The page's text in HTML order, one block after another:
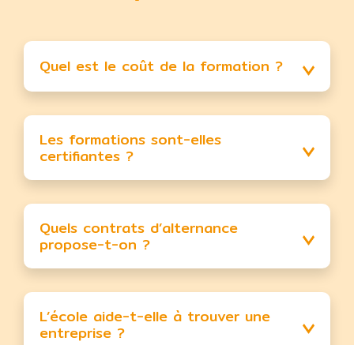
Quel est le coût de la formation ?
Les formations sont-elles
certifiantes ?
Quels contrats d’alternance
propose-t-on ?
L’école aide-t-elle à trouver une
entreprise ?